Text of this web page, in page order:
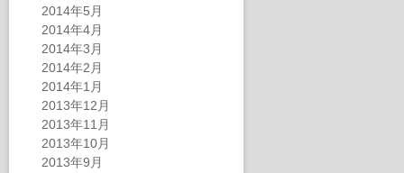
2014年5月
2014年4月
2014年3月
2014年2月
2014年1月
2013年12月
2013年11月
2013年10月
2013年9月